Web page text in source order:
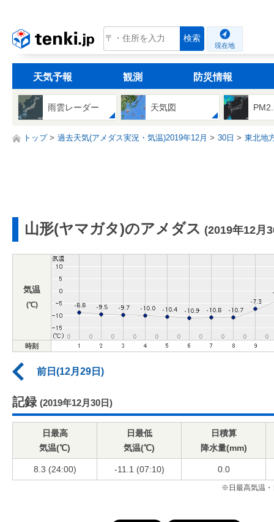
tenki.jp 検索
現在地
天気予報 観測 防災情報
雨雲レーダー 天気図
トップ 過去天気(アメダス実況・気温)2019年12月 30日 東北地
山形(ヤマガタ)のアメダス (2019年12月
気温
(℃)
時刻
前日(12月29日)
記録 (2019年12月30日)
日最高
気温(℃)
日最低
気温(℃)
日積算
降水量(mm)
8.3 (24:00) -11.1 (07:10) 0.0
※日最高気温・